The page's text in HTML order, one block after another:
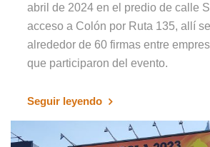
abril de 2024 en el predio de calle
acceso a Colón por Ruta 135, allí
alrededor de 60 firmas entre
que participaron del evento.
Seguir leyendo